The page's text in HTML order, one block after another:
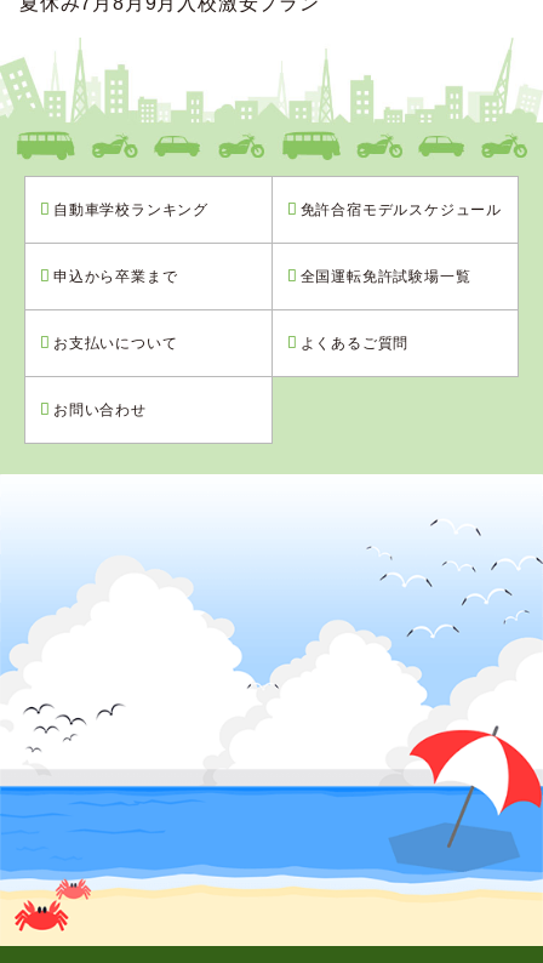
自動車学校ランキング 免許合宿モデルスケジュール
申込から卒業まで 全国運転免許試験場一覧
お支払いについて よくあるご質問
お問い合わせ